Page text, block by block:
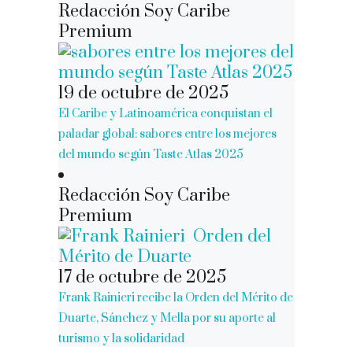
Redacción Soy Caribe
Premium
19 de octubre de 2025
El Caribe y Latinoamérica conquistan el
paladar global: sabores entre los mejores
del mundo según Taste Atlas 2025
Redacción Soy Caribe
Premium
17 de octubre de 2025
Frank Rainieri recibe la Orden del Mérito de
Duarte, Sánchez y Mella por su aporte al
turismo y la solidaridad